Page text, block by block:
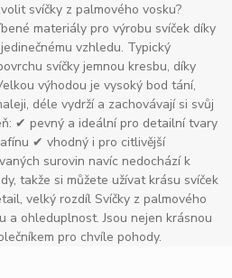
svíčky z palmového vosku?
materiály pro výrobu svíček díky
vzhledu. Typický
svíčky jemnou kresbu, díky
výhodou je vysoký bod tání,
déle vydrží a zachovávají si svůj
✔ pevný a ideální pro detailní tvary
✔ vhodný i pro citlivější
surovin navíc nedochází k
takže si můžete užívat krásu svíček
velký rozdíl Svíčky z palmového
a ohleduplnost. Jsou nejen krásnou
pro chvíle pohody.